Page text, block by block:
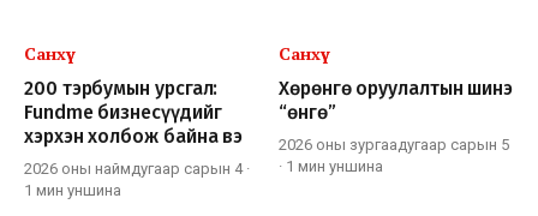
Санхүү
200 тэрбумын урсгал:
Fundme бизнесүүдийг
хэрхэн холбож байна вэ
2026 оны наймдугаар сарын 4·
1 мин уншина
Санхүү
Хөрөнгө оруулалтын шинэ
“өнгө”
2026 оны зургаадугаар сарын 5
· 1 мин уншина